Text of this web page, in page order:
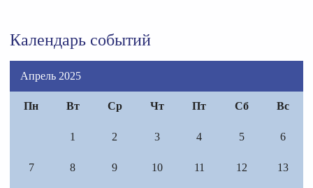
Календарь событий
Апрель 2025
Пн Вт Ср Чт Пт Сб Вс
1 2 3 4 5 6
7 8 9 10 11 12 13